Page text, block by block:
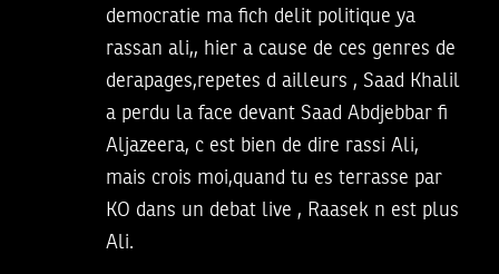
democratie ma fich delit politique ya
rassan ali,, hier a cause de ces genres de
derapages,repetes d ailleurs , Saad Khalil
a perdu la face devant Saad Abdjebbar fi
Aljazeera, c est bien de dire rassi Ali,
mais crois moi,quand tu es terrasse par
KO dans un debat live , Raasek n est plus
Ali.